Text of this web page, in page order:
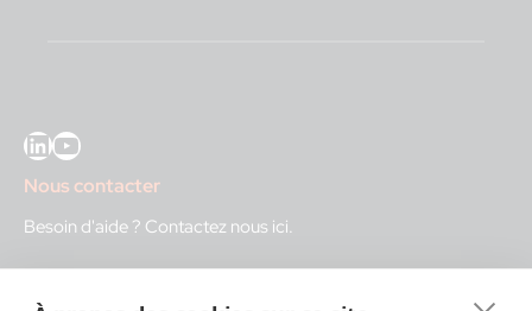
LinkedIn YouTube
Nous contacter
Besoin d'aide ? Contactez nous ici.